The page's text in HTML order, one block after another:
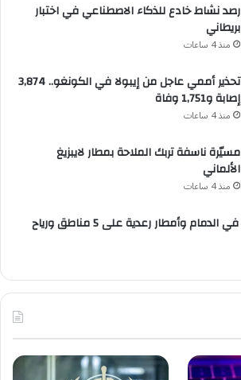
رصد نشاط خادع للذكاء الاصطناعي في اختبار
بريطاني
منذ 4 ساعات
تحذير أممي عاجل من إيبولا في الكونغو.. 3,874
إصابة و1,751 وفاة
منذ 4 ساعات
مسيّرة ناسفة تربك الملاحة بمطار لايبزيغ
الألماني
منذ 4 ساعات
«الأرصاد»: 49° مئوية في الدمام وأمطار رعدية على 5 مناطق ورياح